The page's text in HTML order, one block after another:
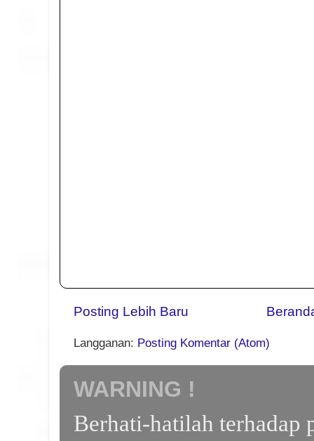
Posting Lebih Baru
Langganan: Posting Komentar (Atom)
WARNING !
Berhati-hatilah terhadap